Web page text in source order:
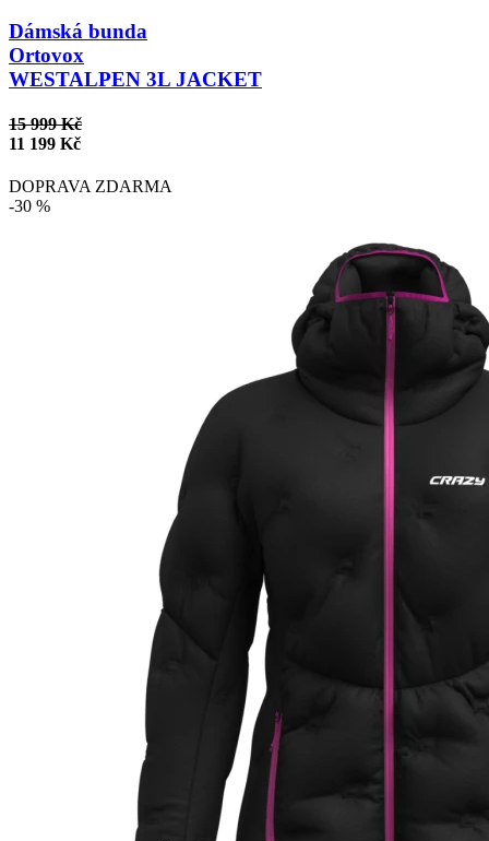
Dámská bunda
Ortovox
WESTALPEN 3L JACKET
15 999 Kč
11 199 Kč
DOPRAVA ZDARMA
-30 %